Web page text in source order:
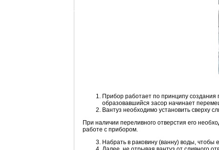
Прибор работает по принципу создания
образовавшийся засор начинает
Вантуз необходимо установить сверху
При наличии переливного отверстия его
работе с прибором.
Набрать в раковину (ванну) воды,